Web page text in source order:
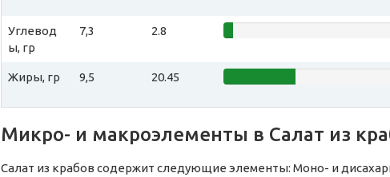
Углевод
ы, гр
7,3 2.8
Жиры, гр 9,5 20.45
Микро- и макроэлементы в Салат из
Салат из крабов содержит следующие элементы: Моно- и